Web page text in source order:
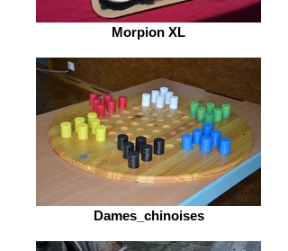
Morpion XL
Dames_chinoises